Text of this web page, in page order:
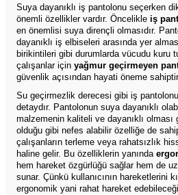
Suya dayanıklı iş pantolonu seçerken
önemli özellikler vardır. Öncelikle iş
en önemlisi suya dirençli olmasıdır.
dayanıklı iş elbiseleri arasında yer
birikintileri gibi durumlarda vücudu kuru
çalışanlar için yağmur geçirmeyen
güvenlik açısından hayati öneme
Su geçirmezlik derecesi gibi iş
detaydır. Pantolonun suya dayanıklı
malzemenin kaliteli ve dayanıklı olması
olduğu gibi nefes alabilir özelliğe de
çalışanların terleme veya rahatsızlık
haline gelir. Bu özelliklerin yanında
hem hareket özgürlüğü sağlar hem de
sunar. Çünkü kullanıcının hareketlerini
ergonomik yani rahat hareket